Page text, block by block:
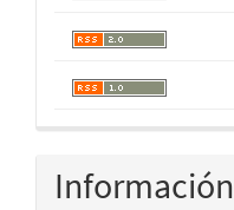
Información